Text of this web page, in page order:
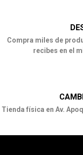
Compra miles de
recibes en el
Tienda física en Av.